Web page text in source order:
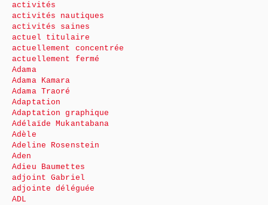
activités
activités nautiques
activités saines
actuel titulaire
actuellement concentrée
actuellement fermé
Adama
Adama Kamara
Adama Traoré
Adaptation
Adaptation graphique
Adélaïde Mukantabana
Adèle
Adeline Rosenstein
Aden
Adieu Baumettes
adjoint Gabriel
adjointe déléguée
ADL